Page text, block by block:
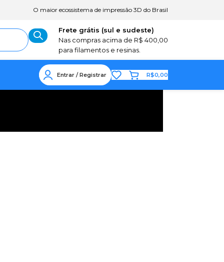
O maior ecossistema de impressão 3D do Brasil
Frete grátis (sul e sudeste)
Nas compras acima de R$ 400,00
para filamentos e resinas.
Entrar / Registrar R$0,00